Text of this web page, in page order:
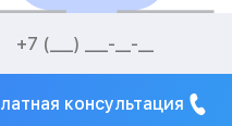
консультация